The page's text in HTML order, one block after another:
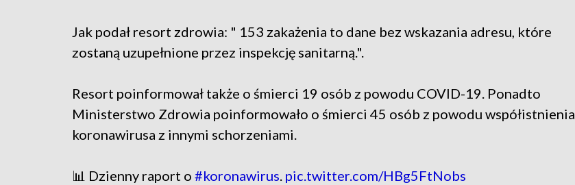
Jak podał resort zdrowia: " 153 zakażenia to dane bez wskazania adresu, które
zostaną uzupełnione przez inspekcję sanitarną.".
Resort poinformował także o śmierci 19 osób z powodu COVID-19. Ponadto
Ministerstwo Zdrowia poinformowało o śmierci 45 osób z powodu współistnienia
koronawirusa z innymi schorzeniami.
📊 Dzienny raport o #koronawirus. pic.twitter.com/HBg5FtNobs